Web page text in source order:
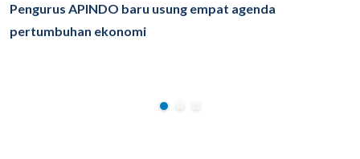
Pengurus APINDO baru usung empat agenda
pertumbuhan ekonomi